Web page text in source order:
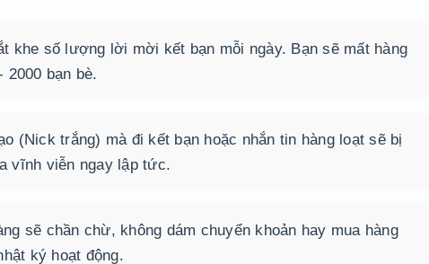
khe số lượng lời mời kết bạn mỗi ngày. Bạn sẽ mất hàng
bạn bè.
(Nick trắng) mà đi kết bạn hoặc nhắn tin hàng loạt sẽ bị
vĩnh viễn ngay lập tức.
sẽ chần chừ, không dám chuyển khoản hay mua hàng
ký hoạt động.